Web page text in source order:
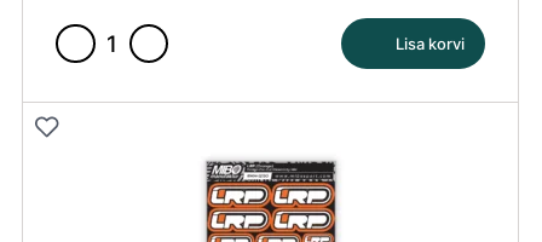
LRP
A5
Lisa korvi